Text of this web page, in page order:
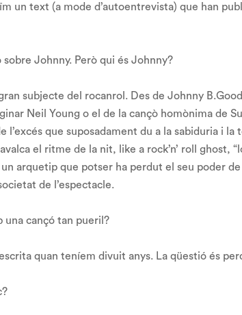
un text (a mode d’autoentrevista) que han
Johnny. Però qui és Johnny?
subjecte del rocanrol. Des de Johnny
Neil Young o el de la cançò homònima de
l’excés que suposadament du a la sabiduria i
el ritme de la nit, like a rock’n’ roll ghost,
arquetip que potser ha perdut el seu poder
de l’espectacle.
una cançó tan pueril?
quan teníem divuit anys. La qüestió és